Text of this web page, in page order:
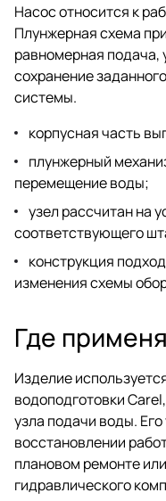
Насос относится к
Плунжерная схема
равномерная подача,
сохранение
системы.
корпусная часть
плунжерный
перемещение воды;
узел рассчитан на
соответствующего
конструкция
изменения схемы
Где
Изделие
водоподготовки
узла подачи воды.
восстановлении
плановом ремонте
гидравлического